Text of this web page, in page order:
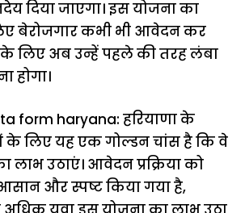
दिया जाएगा। इस योजना का
बेरोजगार कभी भी आवेदन कर
अब उन्हें पहले की तरह लंबा
होगा।
form haryana: हरियाणा के
के लिए यह एक गोल्डन चांस है कि वे
लाभ उठाएं। आवेदन प्रक्रिया को
और स्पष्ट किया गया है,